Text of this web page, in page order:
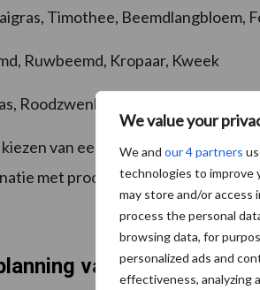
We value your
We and our 4 partners
technologies to improve
may store and/or access
process the personal
browsing data, for
personalized ads and
effectiveness, analyzing
Timothee, Beemdlangbloem,
Ruwbeemd, Kropaar, Kweek
Roodzwenk, Struisgras,
van een passend grasmengsel.
met productieve kruiden
van de rest van